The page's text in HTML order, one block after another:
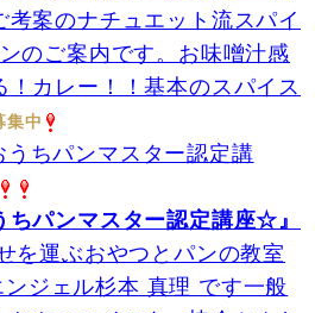
案のナチュエット流スパイ
のご案内です。お味噌汁感
！カレー！！基本のスパイス
集中
うちパンマスター認定講
ちパンマスター認定講座☆』
を運ぶおやつとパンの教室
ジェル杉本 真理 です一般